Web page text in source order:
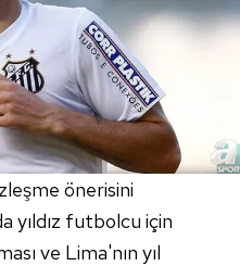
önerisini
yıldız futbolcu için
ve Lima'nın yıl